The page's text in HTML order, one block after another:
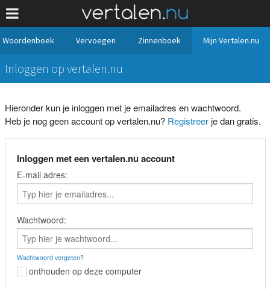
Woordenboek Vervoegen Zinnenboek Mijn Vertalen.nu
Inloggen op vertalen.nu
Hieronder kun je inloggen met je emailadres en wachtwoord.
Heb je nog geen account op vertalen.nu? Registreerje dan gratis.
Inloggen met een vertalen.nu account
E-mail adres:
Wachtwoord:
Wachtwoord vergeten?
onthouden op deze computer